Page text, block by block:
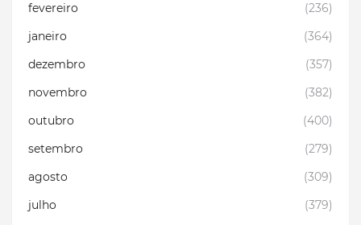
fevereiro
(236)
janeiro
(364)
dezembro
(357)
novembro
(382)
outubro
(400)
setembro
(279)
agosto
(309)
julho
(379)